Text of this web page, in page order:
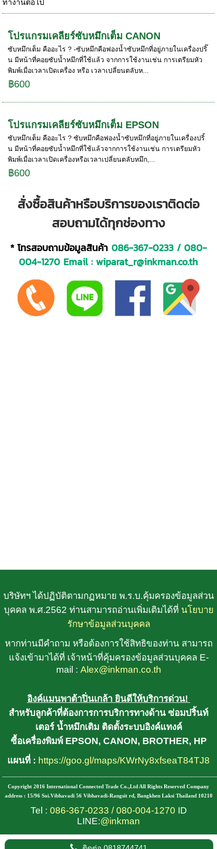
ทำงานต่อไป
โปรแกรมเคลียร์ซับหมึกเต็ม CANON
ซับหมึกเต็ม คืออะไร ? -ซับหมึกคือฟองน้ำซับหมึกที่อยู่ภายในเครื่องปริ๊
น มีหน้าที่คอยซับน้ำหมึกที่ใช้แล้ว จากการใช้งานเช่น การเตรียมหัว
พิมพ์เมื่อเวลาเปิดเครื่อง หรือ เวลาเปลี่ยนตลับห...
฿600
โปรแกรมเคลียร์ซับหมึกเต็ม EPSON
ซับหมึกเต็ม คืออะไร ? ซับหมึกคือฟองน้ำซับหมึกที่อยู่ภายในเครื่องปริ้
น มีหน้าที่คอยซับน้ำหมึกที่ใช้แล้วจากการใช้งานเช่น การเตรียมหัว
พิมพ์เมื่อเวลาเปิดเครื่องหรือเวลาเปลี่ยนตลับหมึก,...
฿600
สั่งซื้อสินค้าหรือบริการของเราติดต่อ
สอบถามได้ทุกช่องทาง
* โทรสอบถามข้อมูลสินค้า 086-367-0233/ 080-
004-1270 Email :wiparat_r@inkman.co.th
บริษัทฯ ได้ปฏิบัติตามกฏหมาย พ.ร.บ.คุ้มครองข้อมูลส่วน
บุคคล พ.ศ.2562 ท่านสามารถอ่านเพิ่มเติมได้ที่ นโยบาย
รักษาข้อมูลส่วนบุคคล
หากท่านมีคำถาม หรือต้องการใช้สิทธิของท่าน สามารถ
แจ้งเข้ามาได้ที่ เจ้าหน้าที่คุ้มครองข้อมูลส่วนบุคคล E-
mail : Alex@inkman.co.th
อิงค์แมนพาต้าปิ่นเกล้า ยินดีให้บริการด่วน!
สำหรับลูกค้าที่ต้องการการบริการทางด้าน ซ่อมปริ้นท์
เตอร์ น้ำหมึกเติม ติดตั้งระบบอิงค์แทงค์
ซื้อเครื่องพิมพ์ EPSON, CANON, BROTHER, HP
แผนที่ : https://goo.gl/maps/KWrNy8xfseaT84TJ8
Copyright 2016 International Connected Trade Co.,Ltd All Rights Reserved Company
address : 15/96 Soi.Vibhavadi 56 Vibhavadi-Rangsit rd, Bangkhen Laksi Thailand 10210
Tel : 086-367-0233 /080-004-1270 ID
LINE:@inkman